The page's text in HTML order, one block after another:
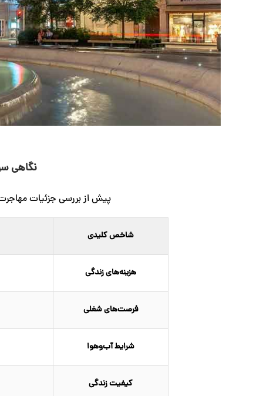
نگاهی
پیش از بررسی جزئیات
شاخص کلیدی
هزینه‌های زندگی
فرصت‌های شغلی
شرایط آب‌وهوا
کیفیت زندگی